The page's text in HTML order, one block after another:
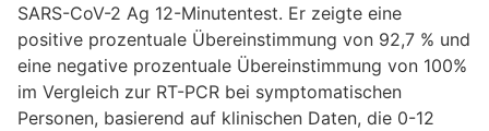
SARS-CoV-2 Ag 12-Minutentest. Er zeigte eine
positive prozentuale Übereinstimmung von 92,7 % und
eine negative prozentuale Übereinstimmung von 100%
im Vergleich zur RT-PCR bei symptomatischen
Personen, basierend auf klinischen Daten, die 0-12